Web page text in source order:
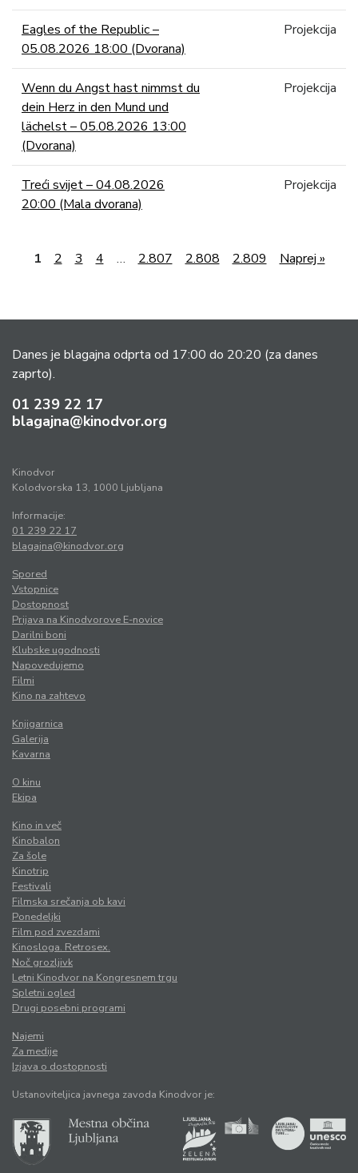
Eagles of the Republic –
05.08.2026 18:00 (Dvorana)
Projekcija
Wenn du Angst hast nimmst du
dein Herz in den Mund und
lächelst – 05.08.2026 13:00
(Dvorana)
Projekcija
Treći svijet – 04.08.2026
20:00 (Mala dvorana)
Projekcija
1 2 3 4 … 2.807 2.808 2.809 Naprej »
Danes je blagajna odprta od 17:00 do 20:20 (za danes
zaprto).
01 239 22 17
blagajna@kinodvor.org
Kinodvor
Kolodvorska 13, 1000 Ljubljana
Informacije:
01 239 22 17
blagajna@kinodvor.org
Spored
Vstopnice
Dostopnost
Prijava na Kinodvorove E-novice
Darilni boni
Klubske ugodnosti
Napovedujemo
Filmi
Kino na zahtevo
Knjigarnica
Galerija
Kavarna
O kinu
Ekipa
Kino in več
Kinobalon
Za šole
Kinotrip
Festivali
Filmska srečanja ob kavi
Ponedeljki
Film pod zvezdami
Kinosloga. Retrosex.
Noč grozljivk
Letni Kinodvor na Kongresnem trgu
Spletni ogled
Drugi posebni programi
Najemi
Za medije
Izjava o dostopnosti
Ustanoviteljica javnega zavoda Kinodvor je: